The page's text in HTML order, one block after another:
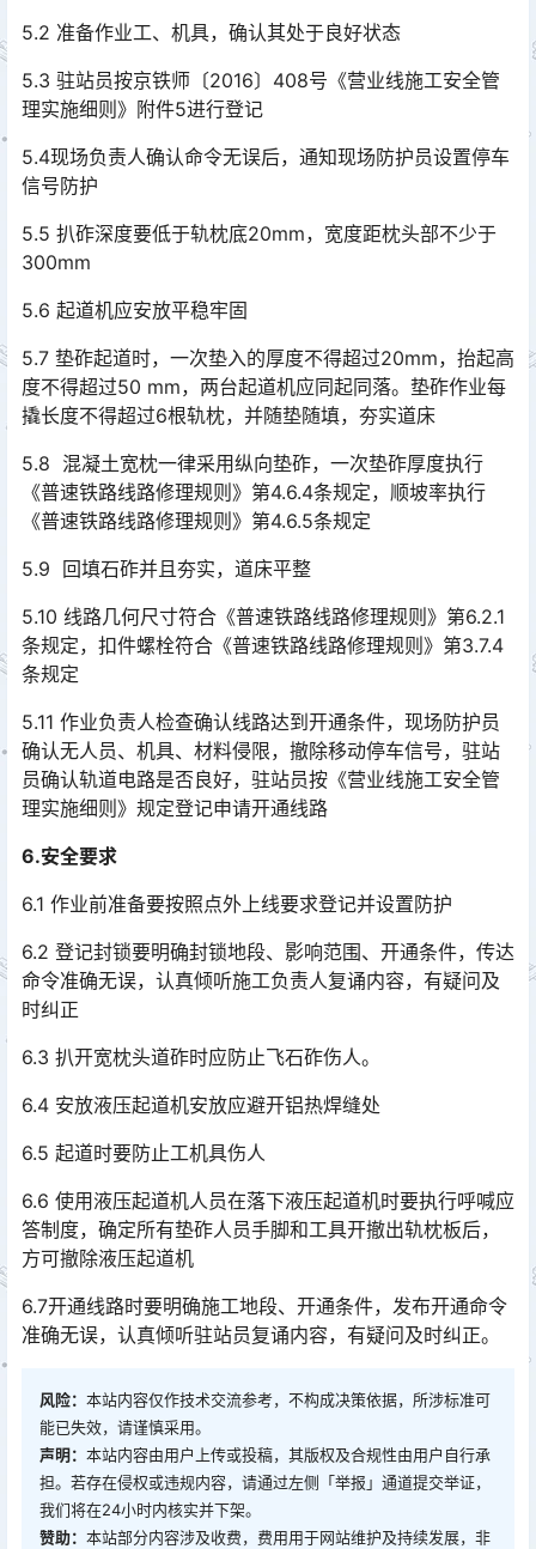
5.2 准备作业工、机具，确认其处于良好状态
5.3 驻站员按京铁师〔2016〕408号《营业线施工安全管
理实施细则》附件5进行登记
5.4现场负责人确认命令无误后，通知现场防护员设置停车
信号防护
5.5 扒砟深度要低于轨枕底20mm，宽度距枕头部不少于
300mm
5.6 起道机应安放平稳牢固
5.7 垫砟起道时，一次垫入的厚度不得超过20mm，抬起高
度不得超过50 mm，两台起道机应同起同落。垫砟作业每
撬长度不得超过6根轨枕，并随垫随填，夯实道床
5.8 混凝土宽枕一律采用纵向垫砟，一次垫砟厚度执行
《普速铁路线路修理规则》第4.6.4条规定，顺坡率执行
《普速铁路线路修理规则》第4.6.5条规定
5.9 回填石砟并且夯实，道床平整
5.10 线路几何尺寸符合《普速铁路线路修理规则》第6.2.1
条规定，扣件螺栓符合《普速铁路线路修理规则》第3.7.4
条规定
5.11 作业负责人检查确认线路达到开通条件，现场防护员
确认无人员、机具、材料侵限，撤除移动停车信号，驻站
员确认轨道电路是否良好，驻站员按《营业线施工安全管
理实施细则》规定登记申请开通线路󠅅󠅃󠄵󠅂󠄪󠇖󠆨󠆨󠇕󠆞󠆒󠅬󠇘󠆭󠆘󠇙󠆝󠅵󠇗󠆭󠆁󠄐󠇗󠅹󠅸󠇖󠆍󠅳󠇖󠅹󠅰󠇖󠆌󠅹
6.安全要求
6.1 作业前准备要按照点外上线要求登记并设置防护
6.2 登记封锁要明确封锁地段、影响范围、开通条件，传达
命令准确无误，认真倾听施工负责人复诵内容，有疑问及
时纠正
6.3 扒开宽枕头道砟时应防止飞石砟伤人。
6.4 安放液压起道机安放应避开铝热焊缝处
6.5 起道时要防止工机具伤人
6.6 使用液压起道机人员在落下液压起道机时要执行呼喊应
答制度，确定所有垫砟人员手脚和工具开撤出轨枕板后，
方可撤除液压起道机
6.7开通线路时要明确施工地段、开通条件，发布开通命令
准确无误，认真倾听驻站员复诵内容，有疑问及时纠正。
风险： 本站内容仅作技术交流参考，不构成决策依据，所涉标准可
能已失效，请谨慎采用。
声明： 本站内容由用户上传或投稿，其版权及合规性由用户自行承
担。若存在侵权或违规内容，请通过左侧「举报」通道提交举证，
我们将在24小时内核实并下架。
赞助： 本站部分内容涉及收费，费用用于网站维护及持续发展，非